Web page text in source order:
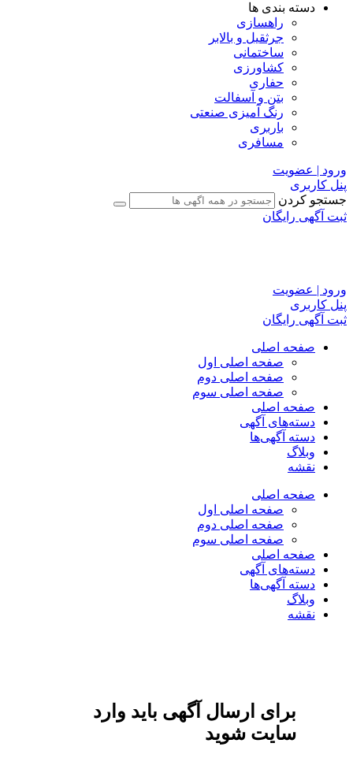
دسته بندی ها
راهسازی
جرثقیل و بالابر
ساختمانی
کشاورزی
حفاری
بتن و آسفالت
رنگ آمیزی صنعتی
باربری
مسافری
ورود | عضویت
پنل کاربری
جستجو کردن
ثبت آگهی رایگان
ورود | عضویت
پنل کاربری
ثبت آگهی رایگان
صفحه اصلی
صفحه اصلی اول
صفحه اصلی دوم
صفحه اصلی سوم
صفحه اصلی
دسته‌های آگهی
دسته آگهی‌ها
وبلاگ
نقشه
صفحه اصلی
صفحه اصلی اول
صفحه اصلی دوم
صفحه اصلی سوم
صفحه اصلی
دسته‌های آگهی
دسته آگهی‌ها
وبلاگ
نقشه
برای ارسال آگهی باید وارد
سایت شوید